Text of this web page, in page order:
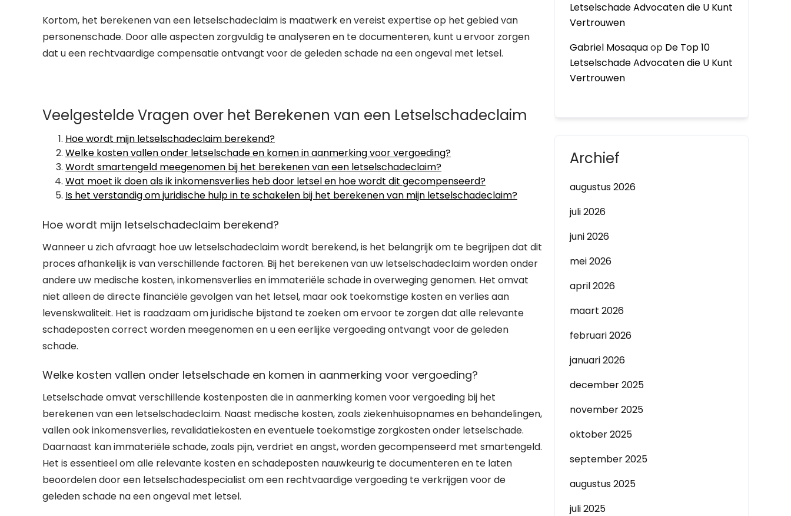
Kortom, het berekenen van een letselschadeclaim is maatwerk en vereist expertise op het gebied van
personenschade. Door alle aspecten zorgvuldig te analyseren en te documenteren, kunt u ervoor zorgen
dat u een rechtvaardige compensatie ontvangt voor de geleden schade na een ongeval met letsel.
Veelgestelde Vragen over het Berekenen van een Letselschadeclaim
Hoe wordt mijn letselschadeclaim berekend?
Welke kosten vallen onder letselschade en komen in aanmerking voor vergoeding?
Wordt smartengeld meegenomen bij het berekenen van een letselschadeclaim?
Wat moet ik doen als ik inkomensverlies heb door letsel en hoe wordt dit gecompenseerd?
Is het verstandig om juridische hulp in te schakelen bij het berekenen van mijn letselschadeclaim?
Hoe wordt mijn letselschadeclaim berekend?
Wanneer u zich afvraagt hoe uw letselschadeclaim wordt berekend, is het belangrijk om te begrijpen dat dit
proces afhankelijk is van verschillende factoren. Bij het berekenen van uw letselschadeclaim worden onder
andere uw medische kosten, inkomensverlies en immateriële schade in overweging genomen. Het omvat
niet alleen de directe financiële gevolgen van het letsel, maar ook toekomstige kosten en verlies aan
levenskwaliteit. Het is raadzaam om juridische bijstand te zoeken om ervoor te zorgen dat alle relevante
schadeposten correct worden meegenomen en u een eerlijke vergoeding ontvangt voor de geleden
schade.
Welke kosten vallen onder letselschade en komen in aanmerking voor vergoeding?
Letselschade omvat verschillende kostenposten die in aanmerking komen voor vergoeding bij het
berekenen van een letselschadeclaim. Naast medische kosten, zoals ziekenhuisopnames en behandelingen,
vallen ook inkomensverlies, revalidatiekosten en eventuele toekomstige zorgkosten onder letselschade.
Daarnaast kan immateriële schade, zoals pijn, verdriet en angst, worden gecompenseerd met smartengeld.
Het is essentieel om alle relevante kosten en schadeposten nauwkeurig te documenteren en te laten
beoordelen door een letselschadespecialist om een rechtvaardige vergoeding te verkrijgen voor de
geleden schade na een ongeval met letsel.
Letselschade Advocaten die U Kunt
Vertrouwen
Gabriel Mosaquaop De Top 10
Letselschade Advocaten die U Kunt
Vertrouwen
Archief
augustus 2026
juli 2026
juni 2026
mei 2026
april 2026
maart 2026
februari 2026
januari 2026
december 2025
november 2025
oktober 2025
september 2025
augustus 2025
juli 2025